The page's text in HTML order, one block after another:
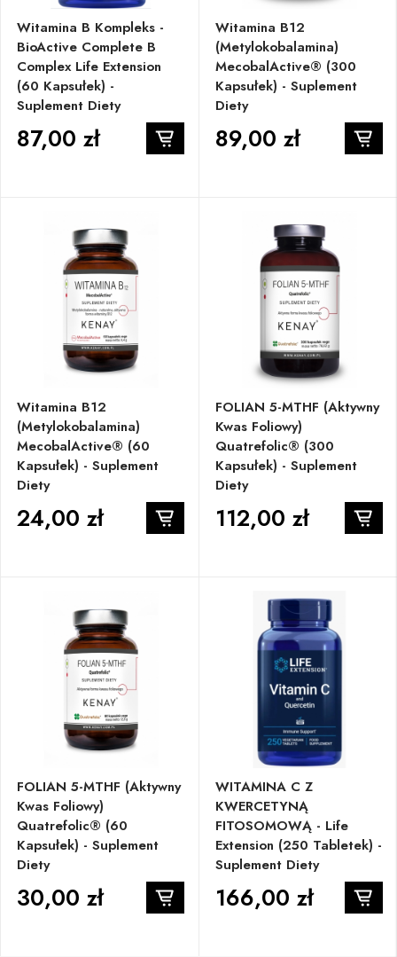
Witamina B Kompleks -
BioActive Complete B
Complex Life Extension
(60 Kapsułek) -
Suplement Diety
87,00 zł
Witamina B12
(metylokobalamina)
MecobalActive® (300
Kapsułek) - Suplement
Diety
89,00 zł
Witamina B12
(metylokobalamina)
MecobalActive® (60
Kapsułek) - Suplement
Diety
24,00 zł
FOLIAN 5-MTHF (aktywny
Kwas Foliowy)
Quatrefolic® (300
Kapsułek) - Suplement
Diety
112,00 zł
FOLIAN 5-MTHF (aktywny
Kwas Foliowy)
Quatrefolic® (60
Kapsułek) - Suplement
Diety
30,00 zł
WITAMINA C Z
KWERCETYNĄ
FITOSOMOWĄ - Life
Extension (250 Tabletek) -
Suplement Diety
166,00 zł